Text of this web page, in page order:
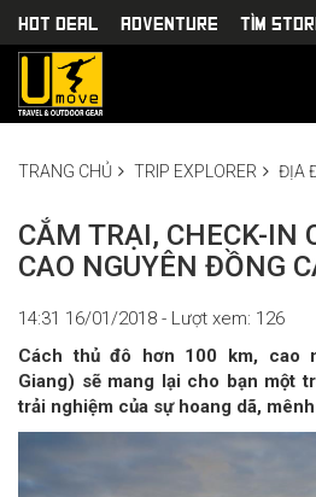
HOT DEAL Adventure TÌm
TRANG CHỦ TRIP EXPLORER ĐỊA
CẮM TRẠI, CHECK-IN
CAO NGUYÊN ĐỒNG
14:31 16/01/2018 - Lượt xem: 126
Cách thủ đô hơn 100 km, cao
Giang) sẽ mang lại cho bạn một
trải nghiệm của sự hoang dã,